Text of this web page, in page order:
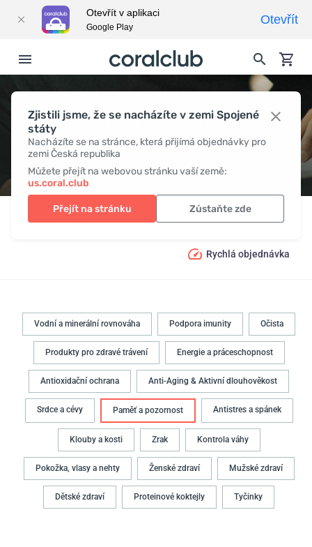
Zjistili jsme, že se nacházíte v zemi Spojené
státy
Nacházíte se na stránce, která přijímá objednávky pro
zemi Česká republika
Můžete přejít na webovou stránku vaší země:
us.coral.club
Přejít na stránku Zůstaňte zde
PAMĚŤ A POZORNOST
Produkty Zdraví Paměť a pozornost
Rychlá objednávka
Vodní a minerální rovnováha Podpora imunity Očista
Produkty pro zdravé trávení Energie a práceschopnost
Antioxidační ochrana Anti-Aging & Aktivní dlouhověkost
Srdce a cévy Paměť a pozornost Antistres a spánek
Klouby a kosti Zrak Kontrola váhy
Pokožka, vlasy a nehty Ženské zdraví Mužské zdraví
Dětské zdraví Proteinové koktejly Tyčinky
Otevřít v aplikaci
Google Play
Otevřít